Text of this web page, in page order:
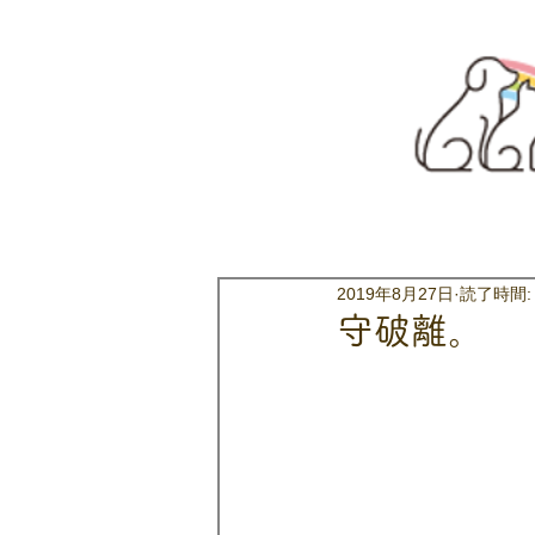
守破離。
2019年8月27日 読了時間